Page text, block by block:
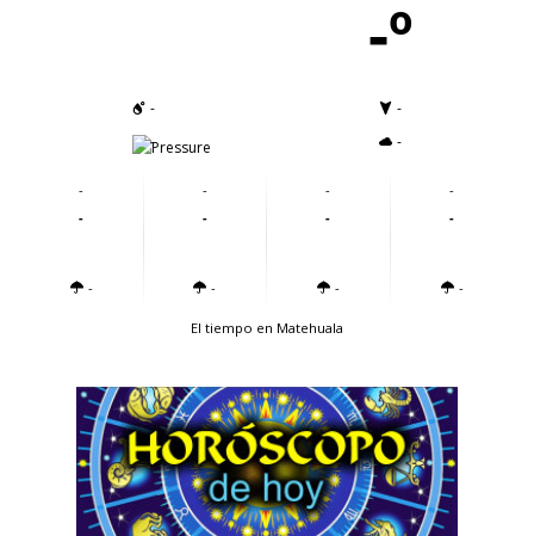
-º
-
-
-
-
-
-
-
-
-
-
-
-
-
-
-
-
El tiempo en Matehuala